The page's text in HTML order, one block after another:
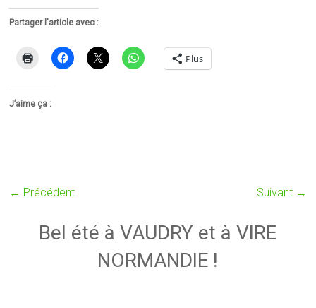
Partager l'article avec :
Plus
J’aime ça :
← Précédent Suivant →
Bel été à VAUDRY et à VIRE
NORMANDIE !